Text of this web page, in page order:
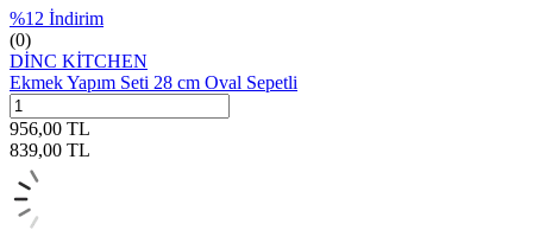
%12 İndirim
(0)
DİNC KİTCHEN
Ekmek Yapım Seti 28 cm Oval Sepetli
956,00 TL
839,00 TL